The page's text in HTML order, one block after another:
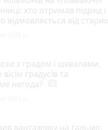
хто отримав підряд і
відмовляється від старих
з градом і шквалами.
градусів та
негода?
вантажівку на гальмо: